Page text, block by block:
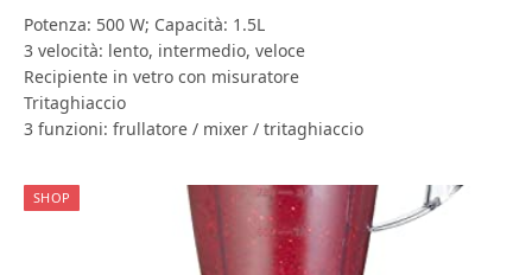
Potenza: 500 W; Capacità: 1.5L
3 velocità: lento, intermedio, veloce
Recipiente in vetro con misuratore
Tritaghiaccio
3 funzioni: frullatore / mixer / tritaghiaccio
SHOP